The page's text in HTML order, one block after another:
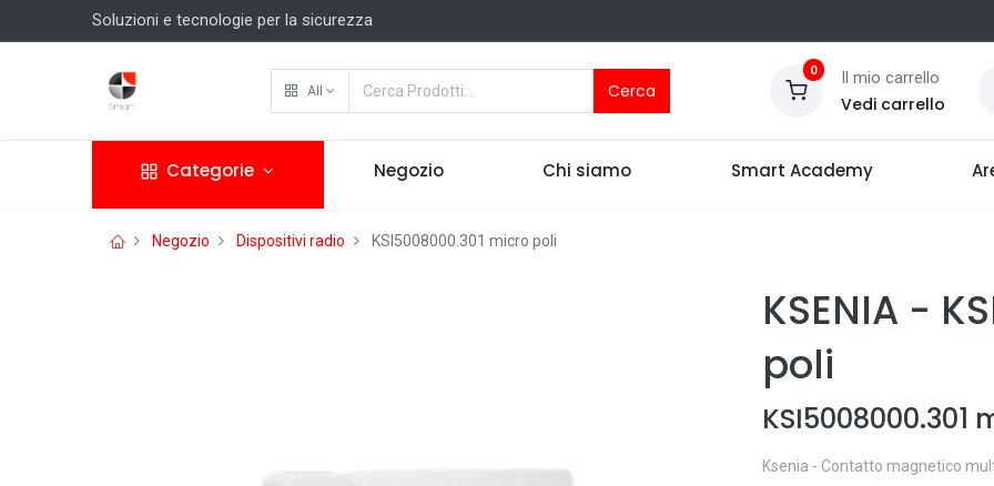
Soluzioni e tecnologie per la sicurezza
All Cerca
0 Il mio carrello
Vedi carrello
Categorie Negozio Chi siamo Smart Academy
Negozio Dispositivi radio KSI5008000.301 micro poli
KSENIA -
poli
KSI5008000.301
Ksenia - Contatto magnetico